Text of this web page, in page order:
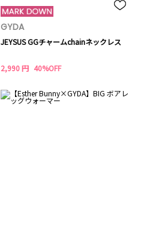
GYDA
JEYSUS GGチャームchainネックレス
2,990 円 40%OFF